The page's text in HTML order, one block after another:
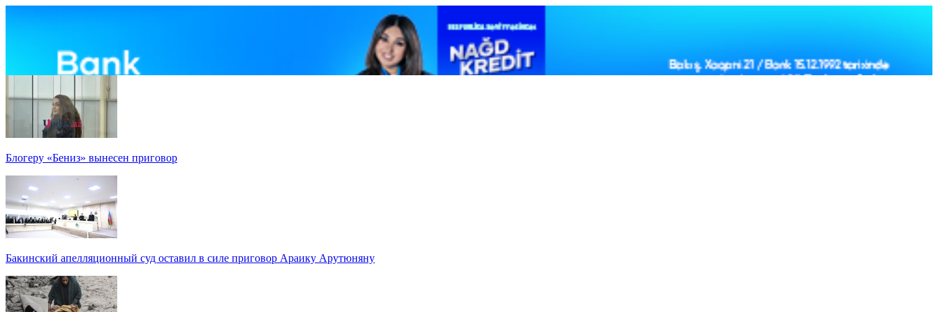
Блогеру «Бениз» вынесен приговор
Бакинский апелляционный суд оставил в силе приговор Араику Арутюняну